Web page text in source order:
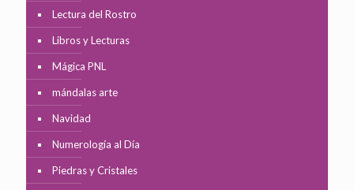
Lectura del Rostro
Libros y Lecturas
Mágica PNL
mándalas arte
Navidad
Numerología al Día
Piedras y Cristales